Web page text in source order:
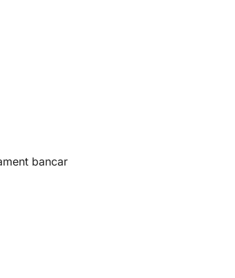
bancar